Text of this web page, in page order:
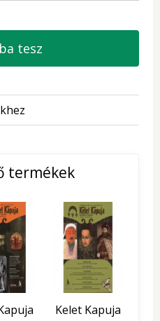
tesz
termékek
Kelet Kapuja